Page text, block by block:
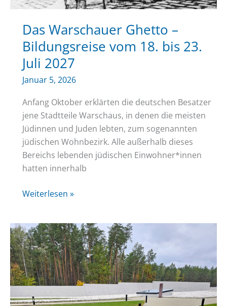
Das Warschauer Ghetto –
Bildungsreise vom 18. bis 23.
Juli 2027
Januar 5, 2026
Anfang Oktober erklärten die deutschen Besatzer
jene Stadtteile Warschaus, in denen die meisten
Jüdinnen und Juden lebten, zum sogenannten
jüdischen Wohnbezirk. Alle außerhalb dieses
Bereichs lebenden jüdischen Einwohner*innen
hatten innerhalb
Das
–
Bildungsreise
vom
18.
bis
23.
Weiterlesen »